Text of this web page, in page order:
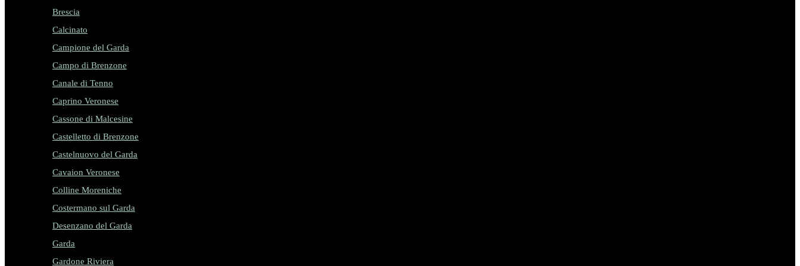
Brescia
Calcinato
Campione del Garda
Campo di Brenzone
Canale di Tenno
Caprino Veronese
Cassone di Malcesine
Castelletto di Brenzone
Castelnuovo del Garda
Cavaion Veronese
Colline Moreniche
Costermano sul Garda
Desenzano del Garda
Garda
Gardone Riviera